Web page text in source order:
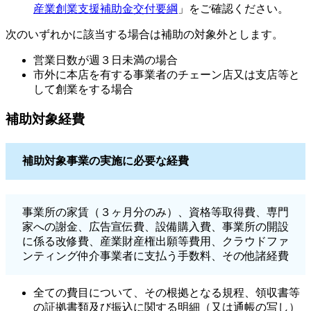
産業創業支援補助金交付要綱 」をご確認ください。
次のいずれかに該当する場合は補助の対象外とします。
営業日数が週３日未満の場合
市外に本店を有する事業者のチェーン店又は支店等と
して創業をする場合
補助対象経費
補助対象事業の実施に必要な経費
事業所の家賃（３ヶ月分のみ）、資格等取得費、専門
家への謝金、広告宣伝費、設備購入費、事業所の開設
に係る改修費、産業財産権出願等費用、クラウドファ
ンティング仲介事業者に支払う手数料、その他諸経費
全ての費目について、その根拠となる規程、領収書等
の証拠書類及び振込に関する明細（又は通帳の写し）